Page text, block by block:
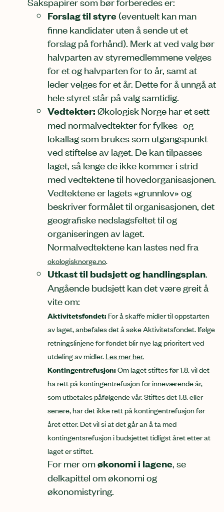
Forslag til styre(eventuelt kan man
finne kandidater uten å sende ut et
forslag på forhånd). Merk at ved valg bør
halvparten av styremedlemmene velges
for et og halvparten for to år, samt at
leder velges for et år. Dette for å unngå at
hele styret står på valg samtidig.
Vedtekter: Økologisk Norge har et sett
med normalvedtekter for fylkes- og
lokallag som brukes som utgangspunkt
ved stiftelse av laget. De kan tilpasses
laget, så lenge de ikke kommer i strid
med vedtektene til hovedorganisasjonen.
Vedtektene er lagets «grunnlov» og
beskriver formålet til organisasjonen, det
geografiske nedslagsfeltet til og
organiseringen av laget.
Normalvedtektene kan lastes ned fra
okologisknorge.no.
Utkast til budsjett og handlingsplan
Angående budsjett kan det være greit å
vite om:
Aktivitetsfondet: For å skaffe midler til oppstarten
av laget, anbefales det å søke Aktivitetsfondet. Ifølge
retningslinjene for fondet blir nye lag prioritert ved
utdeling av midler.Les mer her.
Kontingentrefusjon:Om laget stiftes før 1.8. vil det
ha rett på kontingentrefusjon for inneværende år,
som utbetales påfølgende vår. Stiftes det 1.8. eller
senere, har det ikke rett på kontingentrefusjon før
året etter. Det vil si at det går an å ta med
kontingentsrefusjon i budsjettet tidligst året etter at
laget er stiftet.
For mer omøkonomi i lagene , se
delkapittel om økonomi og
økonomistyring.